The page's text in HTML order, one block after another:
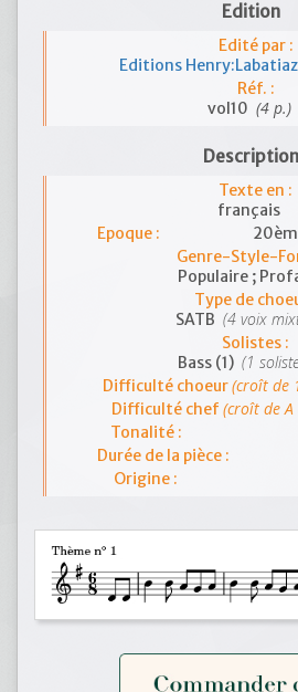
Edition
Edité par :
Editions
Réf. :
vol10 (4 p.)
Description
Texte en :
français
Epoque :
Genre-Style-
Populaire ;
Type de
SATB (4 voix
Solistes :
Bass (1) (1
Difficulté choeur(croît de
Difficulté chef(croît de A
Tonalité :
Durée de la pièce :
Origine :